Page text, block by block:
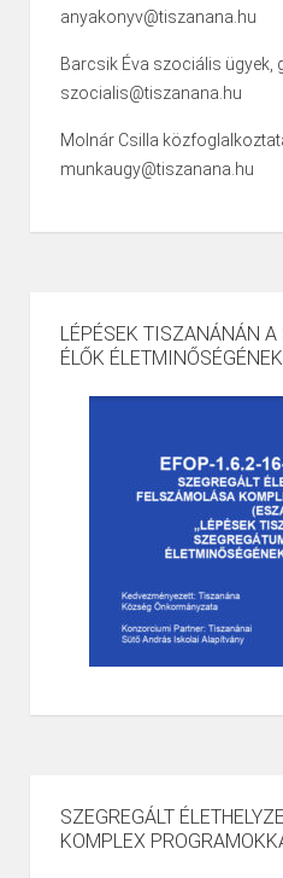
anyakonyv@tiszanana.hu
Barcsik Éva szociális ügyek,
szocialis@tiszanana.hu
Molnár Csilla
munkaugy@tiszanana.hu
LÉPÉSEK TISZANÁNÁN A
ÉLŐK
SZEGREGÁLT
KOMPLEX